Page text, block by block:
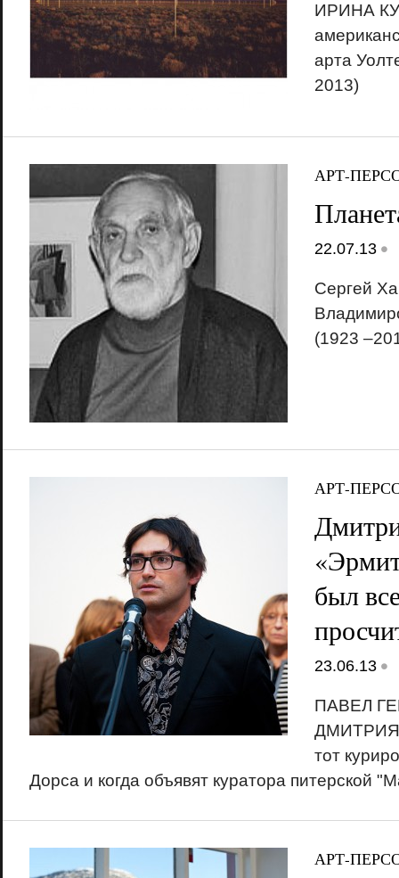
ИРИНА
арта
2013)
АРТ-
22.07.13 •
Сергей
(1923
АРТ-
был
23.06.13 •
ПАВЕЛ
ДМИТРИЯ
тот
Дорса и когда объявят куратора питерской
АРТ-